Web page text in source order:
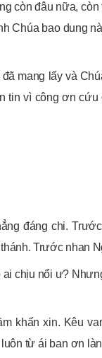
còn đâu nữa,
Chúa bao dung
mang lấy và
tin vì công ơn
đáng chi.
Trước nhan
ai chịu nổi ư?
khấn xin. Kêu
từ ái ban ơn